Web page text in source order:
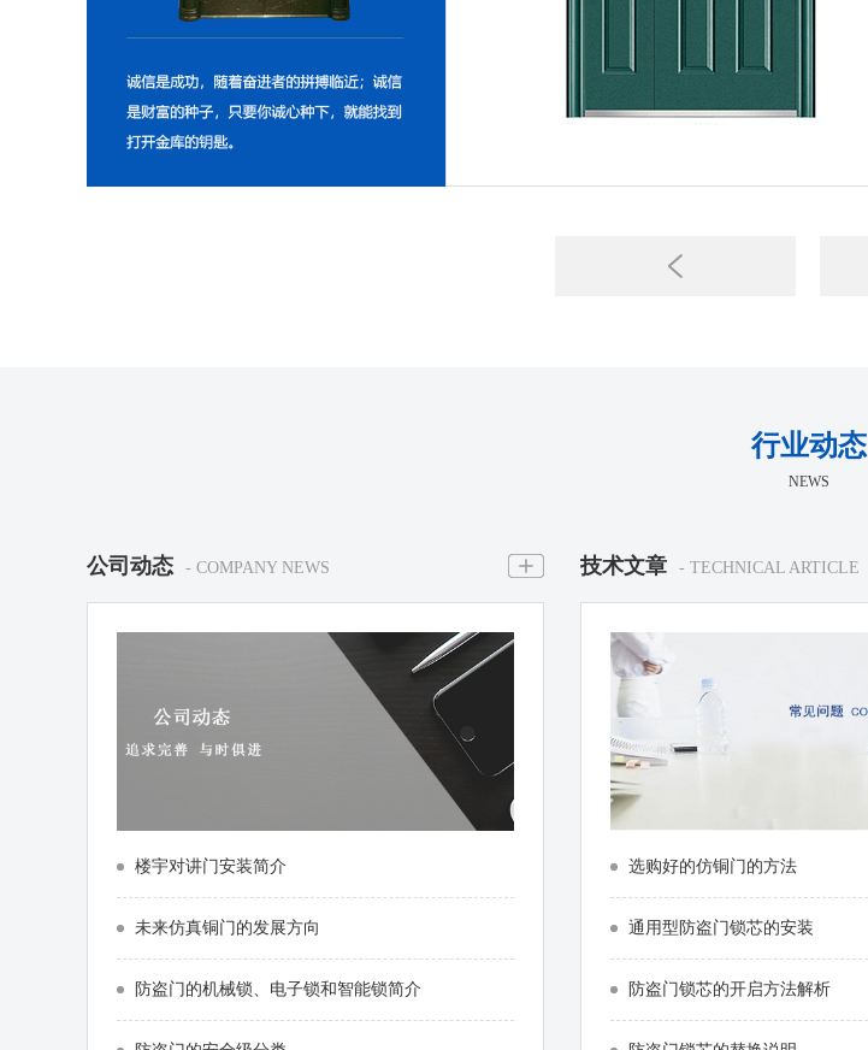
行业动态
NEWS
公司动态 - COMPANY NEWS
楼宇对讲门安装简介
未来仿真铜门的发展方向
防盗门的机械锁、电子锁和智能锁简介
技术文章 - TECHNICAL ARTICLE
选购好的仿铜门的方法
通用型防盗门锁芯的安装
防盗门锁芯的开启方法解析